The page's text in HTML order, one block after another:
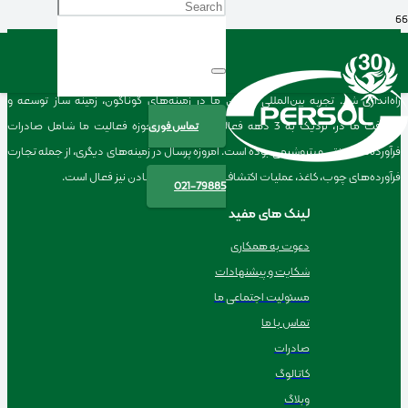
تماس فوری
021-79885
راه‌اندازی شد. تجربه بین‌المللی مدیران ما در زمینه‌های گوناگون، زمینه ساز توسعه و
پیشرفت ما در، نزدیک به 3 دهه فعالیت بوده است.حوزه فعالیت ما شامل صادرات
فرآورده‌های نفتی و پتروشیمی بوده است. امروزه پرسال در زمینه‌های دیگری، از جمله تجارت
فرآورده‌های چوب، کاغذ، عملیات اکتشاف و بهره‌برداری از معادن نیز فعال است.
لینک های مفید
دعوت به همکاری
شکایت و پیشنهادات
مسئولیت اجتماعی ما
تماس با ما
صادرات
کاتالوگ
وبلاگ